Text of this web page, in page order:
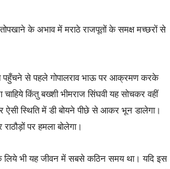
तोपखाने के अभाव में मराठे राजपूतों के समक्ष मच्छरों से
पहुँचने से पहले गोपालराव भाऊ पर आक्रमण करके
किंतु बख्शी भीमराज सिंघवी यह सोचकर वहीं
ऐसी स्थिति में डी बोयने पीछे से आकर भून डालेगा।
पर हमला बोलेगा।
के लिये भी यह जीवन में सबसे कठिन समय था। यदि इस